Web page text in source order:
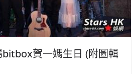
賀一媽生日 (附圖輯